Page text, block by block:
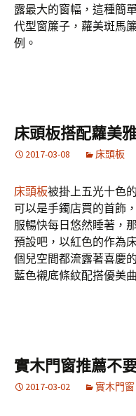
露最大的窗幅，這種簡
代型窗簾子，蘿美斑馬
例。
床頭板搭配蘿美
2017-03-08 床頭板
床頭板被掛上五光十色
可以是手鐲店買的首飾
服暢快每日悠然睡著，
預設吧，以紅色的作為
個兒空間都流露著喜慶
藍色襯底條紋配搭優美
實木門窗推薦不
2017-03-02 實木門窗